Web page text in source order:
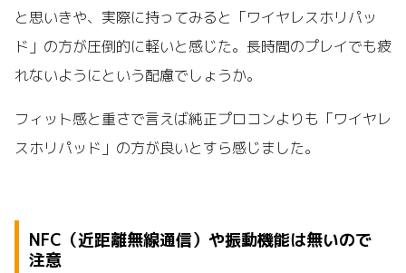
と思いきや、実際に持ってみると「ワイヤレスホリパッ
ド」の方が圧倒的に軽いと感じた。長時間のプレイでも疲
れないようにという配慮でしょうか。
フィット感と重さで言えば純正プロコンよりも「ワイヤレ
スホリパッド」の方が良いとすら感じました。
NFC（近距離無線通信）や振動機能は無いので
注意